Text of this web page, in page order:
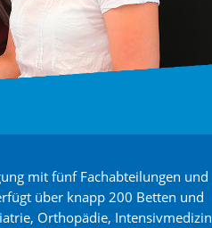
mit fünf Fachabteilungen und
über knapp 200 Betten und
Orthopädie, Intensivmedizin